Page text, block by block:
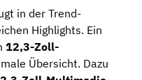
in der Trend-
Highlights. Ein
12,3-Zoll-
Übersicht. Dazu